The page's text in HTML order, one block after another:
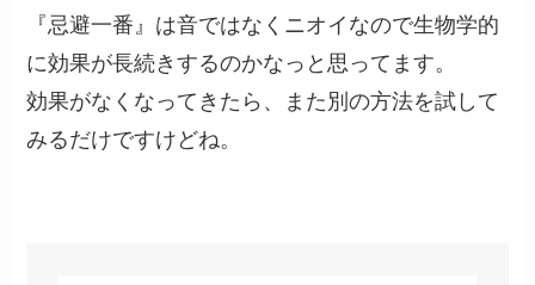
『忌避一番』は音ではなくニオイなので生物学的
に効果が長続きするのかなっと思ってます。
効果がなくなってきたら、また別の方法を試して
みるだけですけどね。